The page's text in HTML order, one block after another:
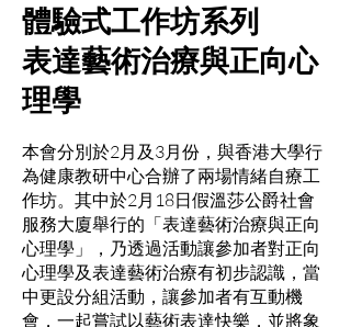
體驗式工作坊系列
表達藝術治療與正向心
理學
本會分別於2月及3月份，與香港大學行
為健康教研中心合辦了兩場情緒自療工
作坊。其中於2月18日假溫莎公爵社會
服務大廈舉行的「表達藝術治療與正向
心理學」，乃透過活動讓參加者對正向
心理學及表達藝術治療有初步認識，當
中更設分組活動，讓參加者有互動機
會，一起嘗試以藝術表達快樂，並將象